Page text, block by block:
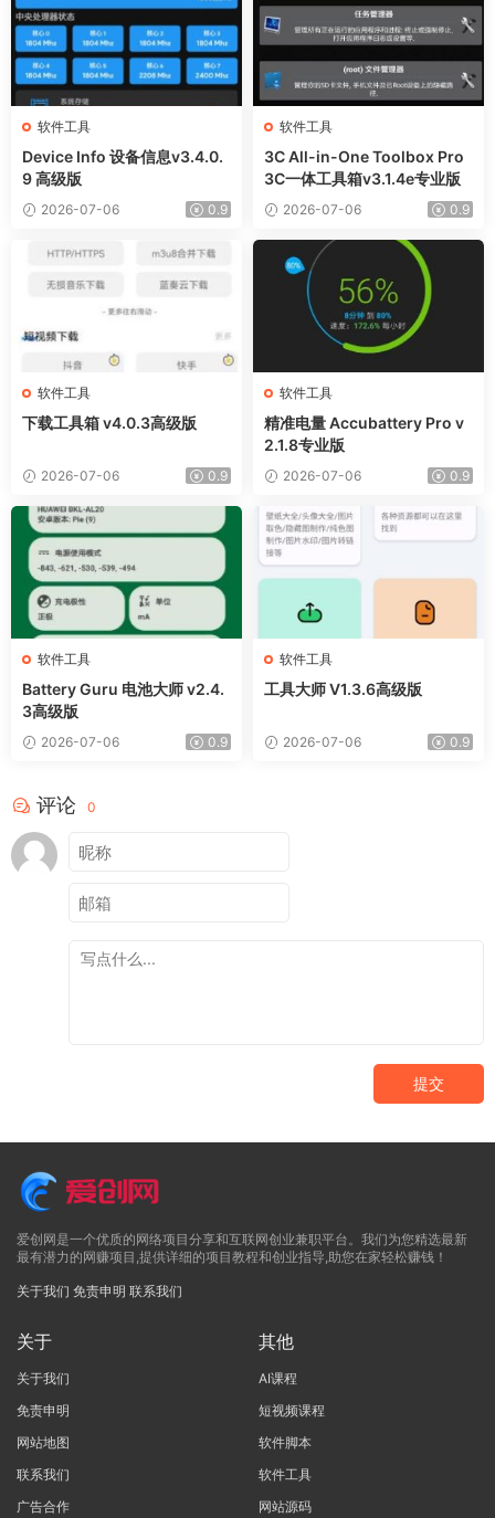
软件工具
Device Info 设备信息v3.4.0.
9 高级版
2026-07-06 0.9
软件工具
3C All-in-One Toolbox Pro
3C一体工具箱v3.1.4e专业版
2026-07-06 0.9
软件工具
下载工具箱 v4.0.3高级版
2026-07-06 0.9
软件工具
精准电量 Accubattery Pro v
2.1.8专业版
2026-07-06 0.9
软件工具
Battery Guru 电池大师 v2.4.
3高级版
2026-07-06 0.9
软件工具
工具大师 V1.3.6高级版
2026-07-06 0.9
评论 0
提交
爱创网是一个优质的网络项目分享和互联网创业兼职平台。我们为您精选最新
最有潜力的网赚项目,提供详细的项目教程和创业指导,助您在家轻松赚钱！
关于我们 免责申明 联系我们
关于
关于我们
免责申明
网站地图
联系我们
广告合作
其他
AI课程
短视频课程
软件脚本
软件工具
网站源码